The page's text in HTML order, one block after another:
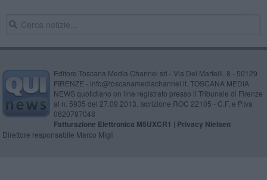
Editore Toscana Media Channel srl - Via Dei Martelli, 8 - 50129
FIRENZE - info@toscanamediachannel.it. TOSCANA MEDIA
NEWS quotidiano on line registrato presso il Tribunale di Firenze
al n. 5935 del 27.09.2013. Iscrizione ROC 22105 - C.F. e P.Iva
0620787048
Fatturazione Elettronica M5UXCR1 | Privacy Nielsen
Direttore responsabile Marco Migli